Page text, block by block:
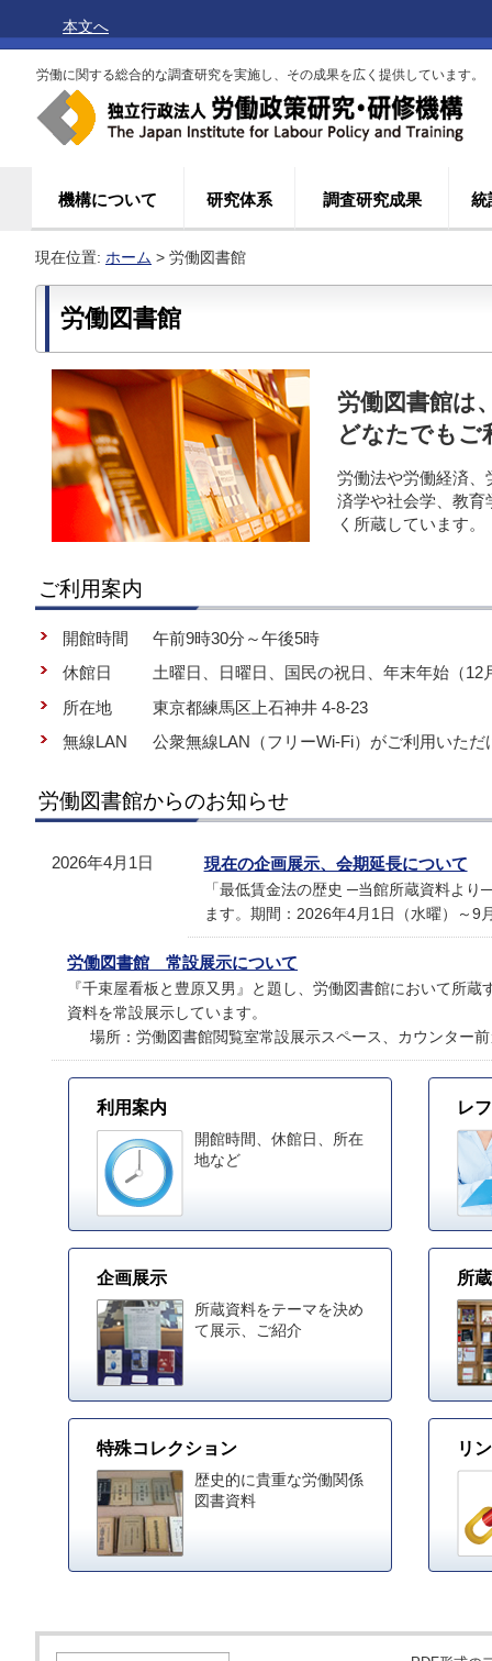
本文へ
労働に関する総合的な調査研究を実施し、その成果を広く提供しています。
機構について 研究体系 調査研究成果 統
現在位置: ホーム > 労働図書館
労働図書館
労働図書館は
どなたでもご
労働法や労働経済、
済学や社会学、教育
く所蔵しています。
ご利用案内
開館時間
午前9時30分～午後5時
休館日
土曜日、日曜日、国民の祝日、年末年始（12
所在地
東京都練馬区上石神井 4-8-23
無線LAN
公衆無線LAN（フリーWi-Fi）がご利用いただ
労働図書館からのお知らせ
2026年4月1日 現在の企画展示、会期延長について
「最低賃金法の歴史 ─当館所蔵資料よ
ます。期間：2026年4月1日（水曜）～9
労働図書館 常設展示について
『千束屋看板と豊原又男』と題し、労働図書館において所
資料を常設展示しています。
場所：労働図書館閲覧室常設展示スペース、カウンター
利用案内
開館時間、休館日、所在
地など
レ
企画展示
所蔵資料をテーマを決め
て展示、ご紹介
所
特殊コレクション
歴史的に貴重な労働関係
図書資料
リ